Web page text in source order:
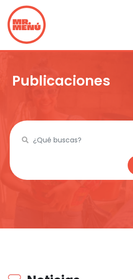
Publicaciones